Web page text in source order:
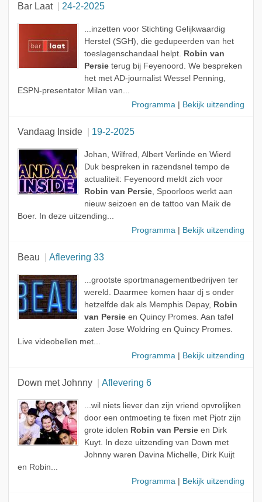
Bar Laat 24-2-2025
...inzetten voor Stichting Gelijkwaardig
Herstel (SGH), die gedupeerden van het
toeslagenschandaal helpt. Robin van
Persieterug bij Feyenoord. We bespreken
het met AD-journalist Wessel Penning,
ESPN-presentator Milan van...
Programma
Bekijk uitzending
Vandaag Inside 19-2-2025
Johan, Wilfred, Albert Verlinde en Wierd
Duk bespreken in razendsnel tempo de
actualiteit: Feyenoord meldt zich voor
Robin van Persie, Spoorloos werkt aan
nieuw seizoen en de tattoo van Maik de
Boer. In deze uitzending...
Programma
Bekijk uitzending
Beau Aflevering 33
...grootste sportmanagementbedrijven ter
wereld. Daarmee komen haar dj s onder
hetzelfde dak als Memphis Depay, Robin
van Persieen Quincy Promes. Aan tafel
zaten Jose Woldring en Quincy Promes.
Live videobellen met...
Programma
Bekijk uitzending
Down met Johnny Aflevering 6
...wil niets liever dan zijn vriend opvrolijken
door een ontmoeting te fixen met Pjotr zijn
grote idolen Robin van Persieen Dirk
Kuyt. In deze uitzending van Down met
Johnny waren Davina Michelle, Dirk Kuijt
en Robin...
Programma
Bekijk uitzending